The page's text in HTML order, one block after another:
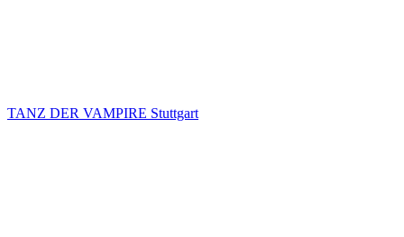
TANZ DER VAMPIRE Stuttgart